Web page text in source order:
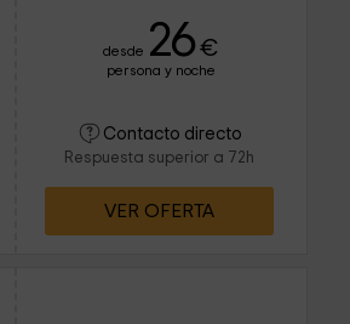
desde 26 €
persona y noche
Contacto directo
Respuesta superior a 72h
VER OFERTA